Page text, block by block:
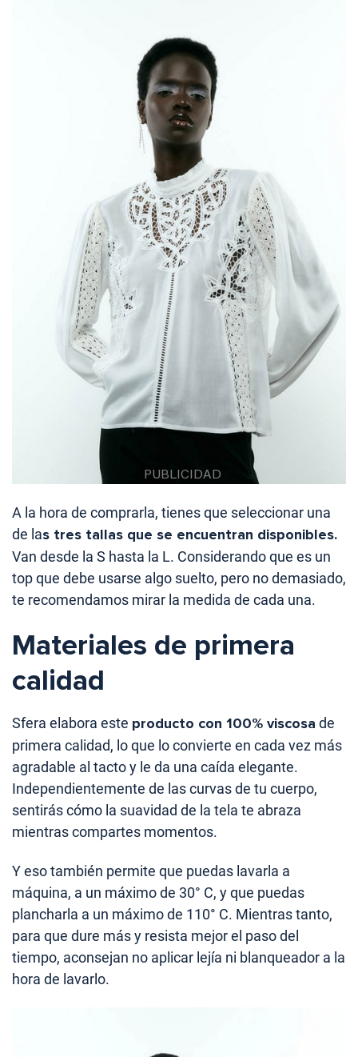
A la hora de comprarla, tienes que seleccionar una
de las tres tallas que se encuentran disponibles.
Van desde la S hasta la L. Considerando que es un
top que debe usarse algo suelto, pero no demasiado,
te recomendamos mirar la medida de cada una.
Materiales de primera
calidad
Sfera elabora este producto con 100% viscosa de
primera calidad, lo que lo convierte en cada vez más
agradable al tacto y le da una caída elegante.
Independientemente de las curvas de tu cuerpo,
sentirás cómo la suavidad de la tela te abraza
mientras compartes momentos.
Y eso también permite que puedas lavarla a
máquina, a un máximo de 30° C, y que puedas
plancharla a un máximo de 110° C. Mientras tanto,
para que dure más y resista mejor el paso del
tiempo, aconsejan no aplicar lejía ni blanqueador a la
hora de lavarlo.